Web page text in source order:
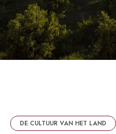
DE CULTUUR VAN HET LAND